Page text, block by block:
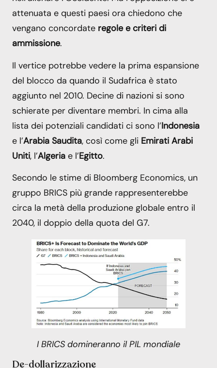
attenuata e questi paesi ora chiedono che
vengano concordate regole e criteri di
ammissione.
Il vertice potrebbe vedere la prima espansione
del blocco da quando il Sudafrica è stato
aggiunto nel 2010. Decine di nazioni si sono
schierate per diventare membri. In cima alla
lista dei potenziali candidati ci sono l’Indonesia
e l’Arabia Saudita, così come gli Emirati Arabi
Uniti, l’Algeria e l’Egitto.
Secondo le stime di Bloomberg Economics, un
gruppo BRICS più grande rappresenterebbe
circa la metà della produzione globale entro il
2040, il doppio della quota del G7.
I BRICS domineranno il PIL mondiale
De-dollarizzazione